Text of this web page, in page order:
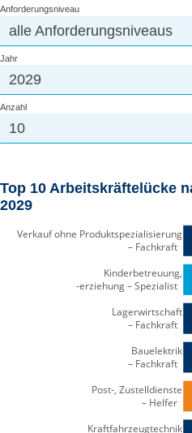
Anforderungsniveau
alle Anforderungsniveaus
Jahr
2029
Anzahl
10
Top 10 Arbeitskräftelücke
2029
Kraftfahrzeugtechnik
Post-, Zustelldienste
– Helfer
Bauelektrik
– Fachkraft
Lagerwirtschaft
– Fachkraft
Kinderbetreuung,
-erziehung – Spezialist
Verkauf ohne Produktspezialisierung
– Fachkraft